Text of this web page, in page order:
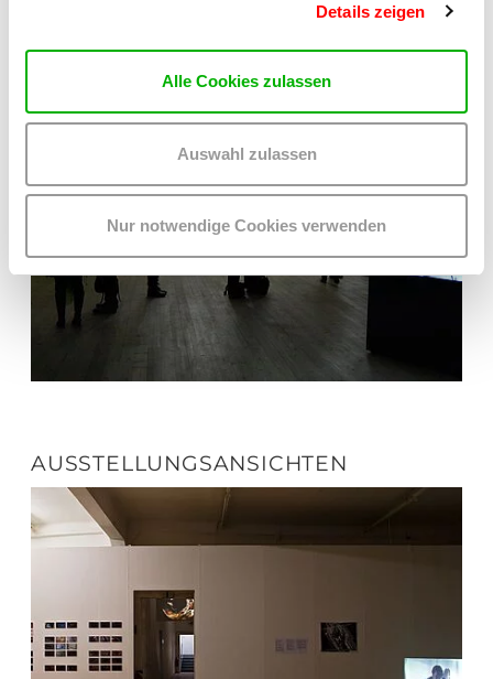
Details zeigen
Alle Cookies zulassen
Auswahl zulassen
Nur notwendige Cookies verwenden
AUSSTELLUNGSANSICHTEN